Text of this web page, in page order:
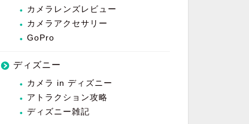
カメラレンズレビュー
カメラアクセサリー
GoPro
ディズニー
カメラ in ディズニー
アトラクション攻略
ディズニー雑記